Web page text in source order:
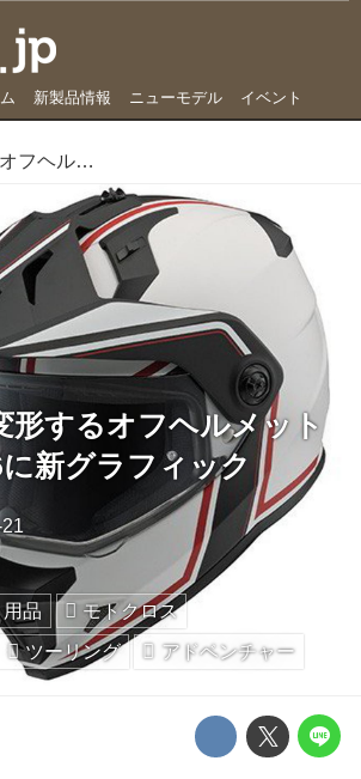
新製品情報 ニューモデル イベント
5タイプに変形するオフヘルメット ゼニスYX-6に新グラフィック
形するオフヘルメット
新グラフィック
品
モトクロス
ツーリング アドベンチャー